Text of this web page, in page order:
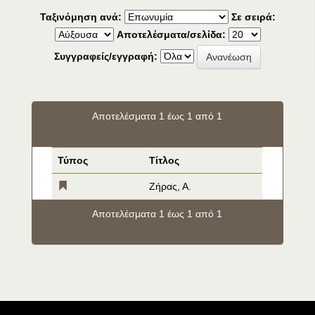
Ταξινόμηση ανά:
Σε σειρά:
Αποτελέσματα/σελίδα:
Συγγραφείς/εγγραφή:
Αποτελέσματα 1 έως 1 από 1
Τύπος Τίτλος
Ζήρας, Α.
Αποτελέσματα 1 έως 1 από 1